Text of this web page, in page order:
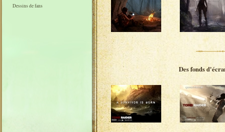
Dessins de fans
Des fonds